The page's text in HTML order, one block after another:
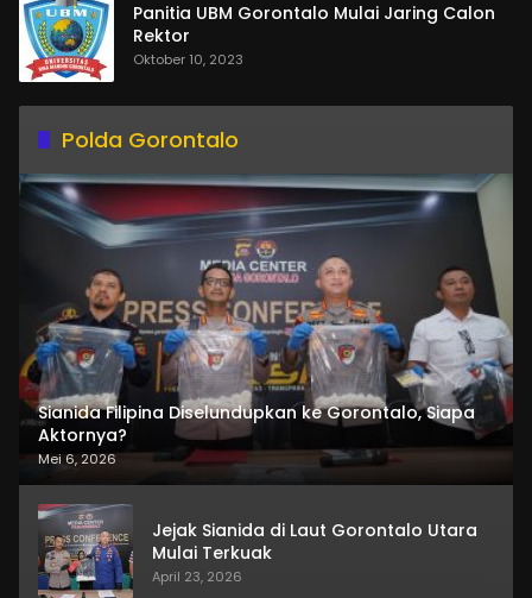
Panitia UBM Gorontalo Mulai Jaring Calon
Rektor
Oktober 10, 2023
Polda Gorontalo
Sianida Filipina Diselundupkan ke Gorontalo, Siapa
Aktornya?
Mei 6, 2026
Jejak Sianida di Laut Gorontalo Utara
Mulai Terkuak
April 23, 2026